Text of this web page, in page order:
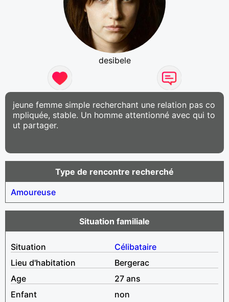
desibele
jeune femme simple recherchant une relation pas co
mpliquée, stable. Un homme attentionné avec qui to
ut partager.
Type de rencontre recherché
Amoureuse
Situation familiale
Situation
Célibataire
Lieu d'habitation
Bergerac
Age
27 ans
Enfant
non